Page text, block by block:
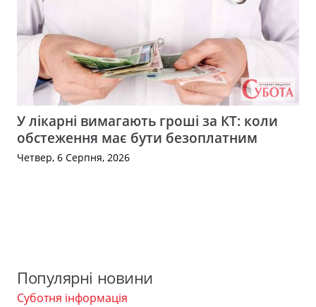
У лікарні вимагають гроші за КТ: коли
обстеження має бути безоплатним
Четвер, 6 Серпня, 2026
Популярні новини
Суботня інформація